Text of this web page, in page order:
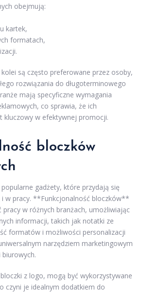
obejmują:
kartek,
formatach,
są często preferowane przez osoby,
rozwiązania do długoterminowego
mają specyficzne wymagania
co sprawia, że ich
kluczowy w efektywnej promocji.
bloczków
gadżety, które przydają się
w pracy. **Funkcjonalność bloczków**
pracy w różnych branżach, umożliwiając
informacji, takich jak notatki ze
formatów i możliwości personalizacji
narzędziem marketingowym
z logo, mogą być wykorzystywane
czyni je idealnym dodatkiem do